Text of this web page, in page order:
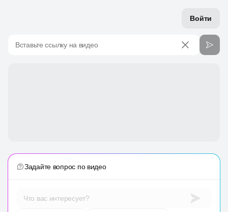
Войти
Вставьте ссылку на видео
Задайте вопрос по видео
Что вас интересует?